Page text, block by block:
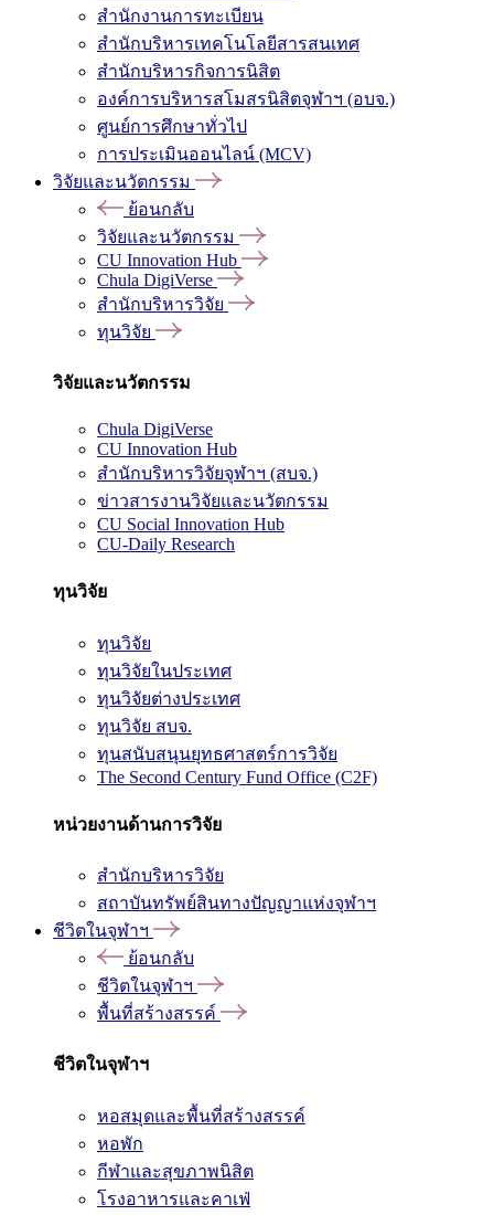
สำนักงานการทะเบียน
สำนักบริหารเทคโนโลยีสารสนเทศ
สำนักบริหารกิจการนิสิต
องค์การบริหารสโมสรนิสิตจุฬาฯ (อบจ.)
ศูนย์การศึกษาทั่วไป
การประเมินออนไลน์ (MCV)
วิจัยและนวัตกรรม
ย้อนกลับ
วิจัยและนวัตกรรม
CU Innovation Hub
Chula DigiVerse
สำนักบริหารวิจัย
ทุนวิจัย
วิจัยและนวัตกรรม
Chula DigiVerse
CU Innovation Hub
สำนักบริหารวิจัยจุฬาฯ (สบจ.)
ข่าวสารงานวิจัยและนวัตกรรม
CU Social Innovation Hub
CU-Daily Research
ทุนวิจัย
ทุนวิจัย
ทุนวิจัยในประเทศ
ทุนวิจัยต่างประเทศ
ทุนวิจัย สบจ.
ทุนสนับสนุนยุทธศาสตร์การวิจัย
The Second Century Fund Office (C2F)
หน่วยงานด้านการวิจัย
สำนักบริหารวิจัย
สถาบันทรัพย์สินทางปัญญาแห่งจุฬาฯ
ชีวิตในจุฬาฯ
ย้อนกลับ
ชีวิตในจุฬาฯ
พื้นที่สร้างสรรค์
ชีวิตในจุฬาฯ
หอสมุดและพื้นที่สร้างสรรค์
หอพัก
กีฬาและสุขภาพนิสิต
โรงอาหารและคาเฟ่